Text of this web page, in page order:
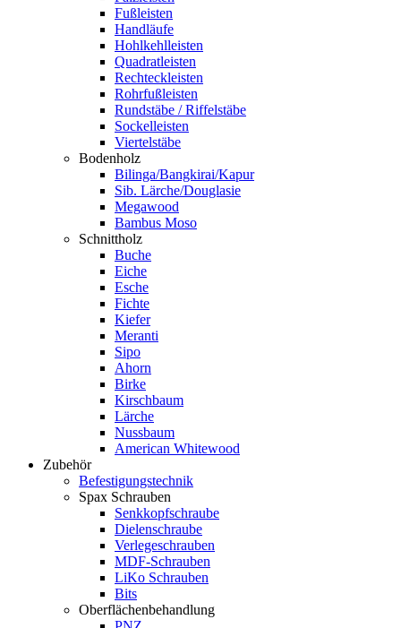
Fußleisten
Handläufe
Hohlkehlleisten
Quadratleisten
Rechteckleisten
Rohrfußleisten
Rundstäbe / Riffelstäbe
Sockelleisten
Viertelstäbe
Bodenholz
Bilinga/Bangkirai/Kapur
Sib. Lärche/Douglasie
Megawood
Bambus Moso
Schnittholz
Buche
Eiche
Esche
Fichte
Kiefer
Meranti
Sipo
Ahorn
Birke
Kirschbaum
Lärche
Nussbaum
American Whitewood
Zubehör
Befestigungstechnik
Spax Schrauben
Senkkopfschraube
Dielenschraube
Verlegeschrauben
MDF-Schrauben
LiKo Schrauben
Bits
Oberflächenbehandlung